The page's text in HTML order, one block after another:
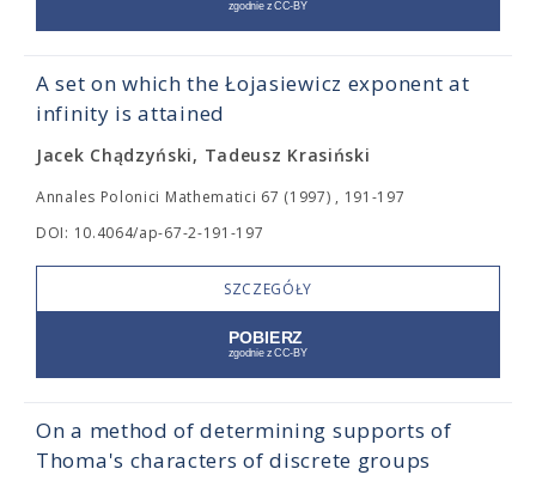
A set on which the Łojasiewicz exponent at
infinity is attained
Jacek Chądzyński, Tadeusz Krasiński
Annales Polonici Mathematici 67 (1997) , 191-197
DOI: 10.4064/ap-67-2-191-197
SZCZEGÓŁY
On a method of determining supports of
Thoma's characters of discrete groups